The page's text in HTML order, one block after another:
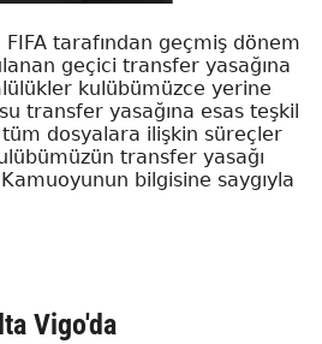
tarafından geçmiş dönem
geçici transfer yasağına
kulübümüzce yerine
transfer yasağına esas teşkil
tüm dosyalara ilişkin süreçler
transfer yasağı
Kamuoyunun bilgisine saygıyla
Vigo'da